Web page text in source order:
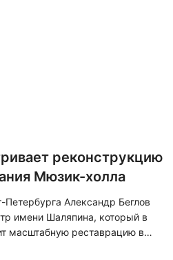
всех инженерных
реконструкцию
Мюзик-холла
Петербурга Александр Беглов
имени Шаляпина, который в
масштабную реставрацию в